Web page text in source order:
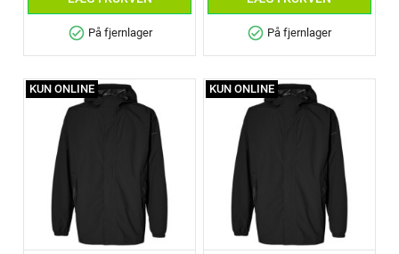
check_circle På fjernlager check_circle På fjernlager
KUN ONLINE KUN ONLINE